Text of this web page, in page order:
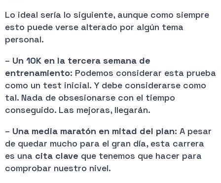
Lo ideal sería lo siguiente, aunque como siempre
esto puede verse alterado por algún tema
personal.
– Un 10K en la tercera semana de
entrenamiento: Podemos considerar esta prueba
como un test inicial. Y debe considerarse como
tal. Nada de obsesionarse con el tiempo
conseguido. Las mejoras, llegarán.
– Una media maratón en mitad del plan: A pesar
de quedar mucho para el gran día, esta carrera
es una cita clave que tenemos que hacer para
comprobar nuestro nivel.